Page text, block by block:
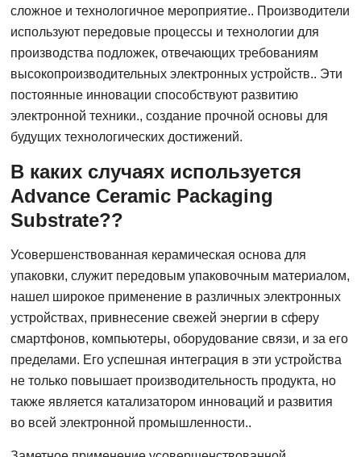
сложное и технологичное мероприятие.. Производители
используют передовые процессы и технологии для
производства подложек, отвечающих требованиям
высокопроизводительных электронных устройств.. Эти
постоянные инновации способствуют развитию
электронной техники., создание прочной основы для
будущих технологических достижений.
В каких случаях используется
Advance Ceramic Packaging
Substrate??
Усовершенствованная керамическая основа для
упаковки, служит передовым упаковочным материалом,
нашел широкое применение в различных электронных
устройствах, привнесение свежей энергии в сферу
смартфонов, компьютеры, оборудование связи, и за его
пределами. Его успешная интеграция в эти устройства
не только повышает производительность продукта, но
также является катализатором инноваций и развития
во всей электронной промышленности..